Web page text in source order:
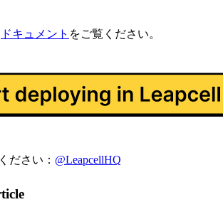
ドキュメント をご覧ください。
ださい： @LeapcellHQ